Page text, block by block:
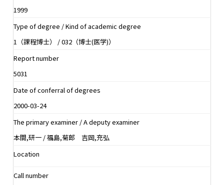
1999
Type of degree / Kind of academic degree
1（課程博士） / 032（博士(医学)）
Report number
5031
Date of conferral of degrees
2000-03-24
The primary examiner / A deputy examiner
本間,研一 / 福島,菊郎 吉岡,充弘
Location
Call number